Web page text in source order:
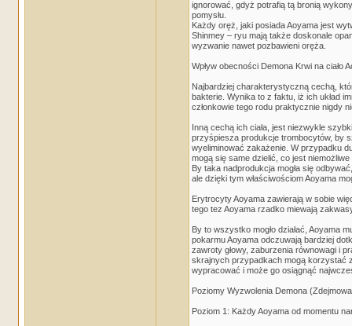
ignorować, gdyż potrafią tą bronią
pomysłu.
Każdy oręż, jaki posiada Aoyama jest
Shinmey – ryu mają także doskonale
wyzwanie nawet pozbawieni oręża.
Wpływ obecności Demona Krwi na ciało
Najbardziej charakterystyczną cechą,
bakterie. Wynika to z faktu, iż ich układ
członkowie tego rodu praktycznie nigdy
Inną cechą ich ciała, jest niezwykle
przyśpiesza produkcje trombocytów, by
wyeliminować zakażenie. W przypadku
mogą się same dzielić, co jest
By taka nadprodukcja mogła się
ale dzięki tym właściwościom Aoyama
Erytrocyty Aoyama zawierają w sobie
tego tez Aoyama rzadko miewają
By to wszystko mogło działać, Aoyama
pokarmu Aoyama odczuwają bardziej
zawroty głowy, zaburzenia równowagi i
skrajnych przypadkach mogą korzystać
wypracować i może go osiągnąć
Poziomy Wyzwolenia Demona
Poziom 1: Każdy Aoyama od momentu